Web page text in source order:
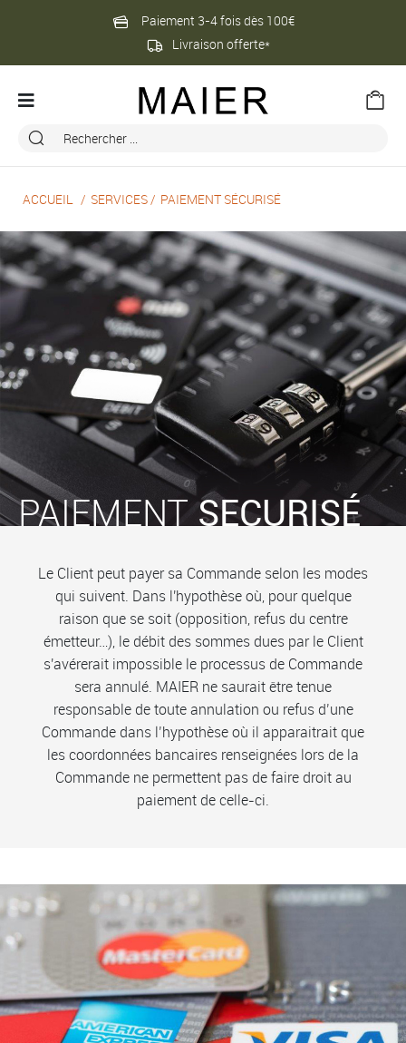
Paiement 3-4 fois dès 100€
Livraison offerte*
ACCUEIL SERVICES PAIEMENT SÉCURISÉ
PAIEMENTSECURISÉ
Le Client peut payer sa Commande selon les modes
qui suivent. Dans l'hypothèse où, pour quelque
raison que se soit (opposition, refus du centre
émetteur…), le débit des sommes dues par le Client
s'avérerait impossible le processus de Commande
sera annulé. MAIER ne saurait être tenue
responsable de toute annulation ou refus d’une
Commande dans l’hypothèse où il apparaitrait que
les coordonnées bancaires renseignées lors de la
Commande ne permettent pas de faire droit au
paiement de celle-ci.